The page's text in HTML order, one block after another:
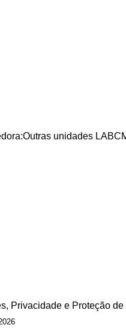
cookies
Outras unidades
Privacidade e Proteção